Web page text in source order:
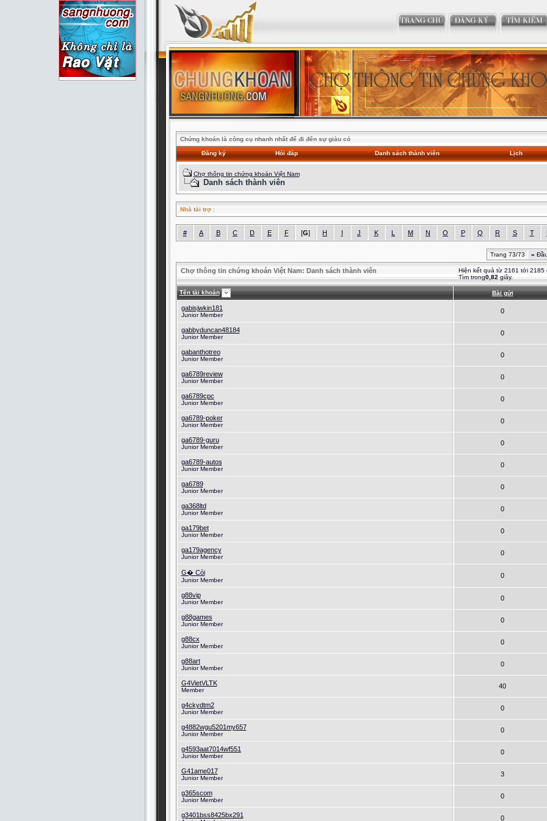
Chứng khoán là công cụ nhanh nhất để đi đến sự giàu có
Đăng ký Hỏi đáp Danh sách thành viên Lịch
Chợ thông tin chứng khoán Việt Nam
Danh sách thành viên
Nhà tài trợ:
# A B C D E F [G] H I J K L M N O P Q R S T
Trang 73/73 « Đầu
Hiện kết quả từ 2161 tới 2185
Tìm trong0,82giây.
Chợ thông tin chứng khoán Việt Nam: Danh sách thành viên
Tên tài khoản Bài gửi
gabisjwkin181
Junior Member
0
gabbyduncan48184
Junior Member
0
gabanthotreo
Junior Member
0
ga6789review
Junior Member
0
ga6789cpc
Junior Member
0
ga6789-poker
Junior Member
0
ga6789-guru
Junior Member
0
ga6789-autos
Junior Member
0
ga6789
Junior Member
0
ga368ltd
Junior Member
0
ga179bet
Junior Member
0
ga179agency
Junior Member
0
G� Còi
Junior Member
0
g88vip
Junior Member
0
g88games
Junior Member
0
g88cx
Junior Member
0
g88art
Junior Member
0
G4VietVLTK
Member
40
g4ckydtm2
Junior Member
0
g4882wgu5201my657
Junior Member
0
g4593aat7014wf551
Junior Member
0
G41ame017
Junior Member
3
g365scom
Junior Member
0
g3401bss8425bx291 0